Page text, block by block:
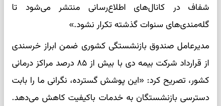
شفاف در کانال‌های اطلاع‌رسانی منتشر می‌شود تا
گله‌مندی‌های سنوات گذشته تکرار نشود.»
مدیرعامل صندوق بازنشستگی کشوری ضمن ابراز خرسندی
از قرارداد شرکت بیمه دی با بیش از ۸۵ درصد مراکز درمانی
کشور، تصریح کرد: «این پوشش گسترده، نگرانی ما را بابت
دسترسی بازنشستگان به خدمات باکیفیت کاهش می‌دهد.